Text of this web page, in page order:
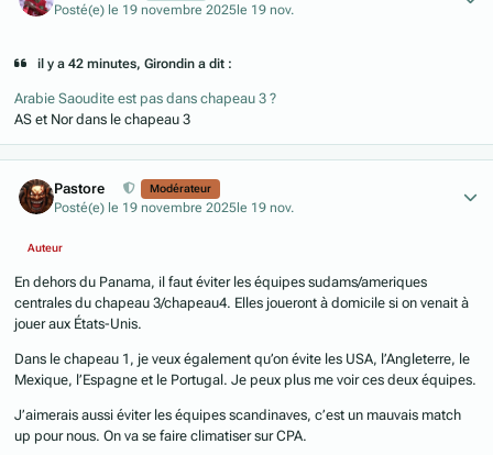
Posté(e) le 19 novembre 2025le 19 nov.
il y a 42 minutes, Girondin a dit :
Arabie Saoudite est pas dans chapeau 3 ?
AS et Nor dans le chapeau 3
Pastore Modérateur
Posté(e) le 19 novembre 2025le 19 nov.
Auteur
En dehors du Panama, il faut éviter les équipes sudams/ameriques
centrales du chapeau 3/chapeau4. Elles joueront à domicile si on venait à
jouer aux États-Unis.
Dans le chapeau 1, je veux également qu’on évite les USA, l’Angleterre, le
Mexique, l’Espagne et le Portugal. Je peux plus me voir ces deux équipes.
J’aimerais aussi éviter les équipes scandinaves, c’est un mauvais match
up pour nous. On va se faire climatiser sur CPA.